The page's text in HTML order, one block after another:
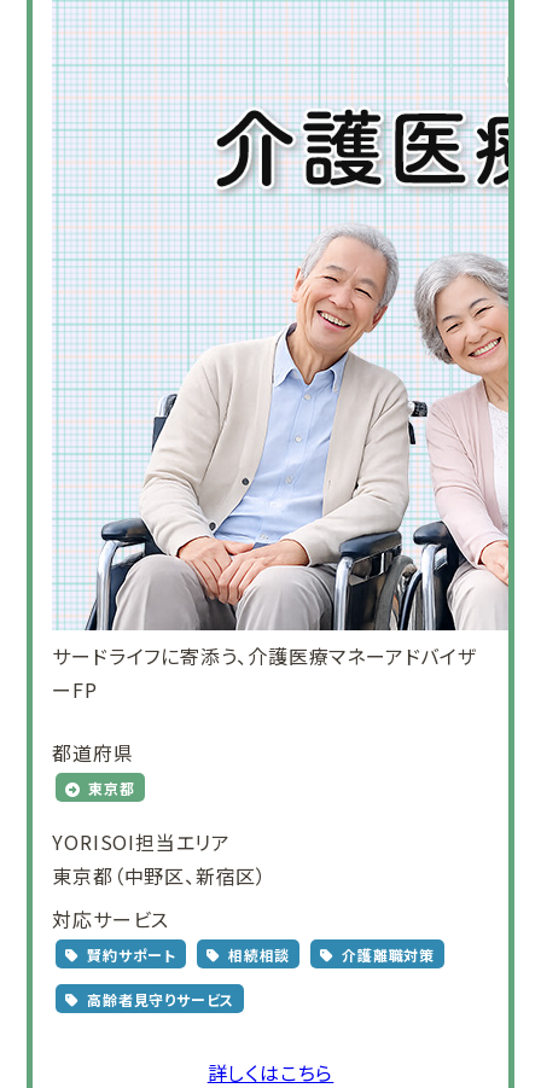
サードライフに寄添う、介護医療マネーアドバイザ
ーFP
都道府県
東京都
YORISOI担当エリア
東京都（中野区、新宿区）
対応サービス
賢約サポート 相続相談 介護離職対策
高齢者見守りサービス
詳しくはこちら